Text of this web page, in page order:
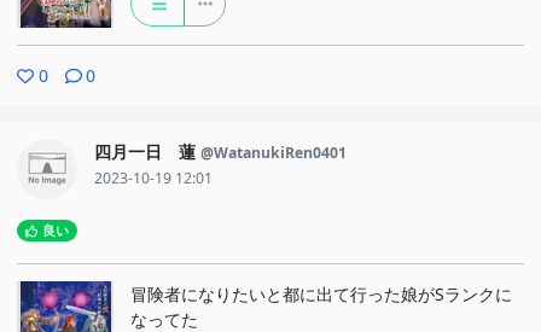
0 0
四月一日 蓮 @WatanukiRen0401
2023-10-19 12:01
良い
冒険者になりたいと都に出て行った娘がSランクに
なってた